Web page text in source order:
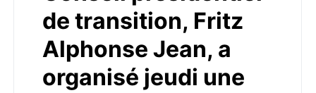
de transition, Fritz
Alphonse Jean, a
organisé jeudi une